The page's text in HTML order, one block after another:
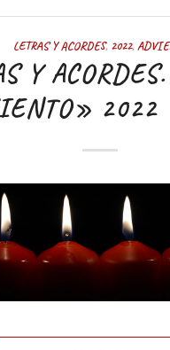
LETRAS Y ACORDES, 2022,
Y ACORDES.
2022